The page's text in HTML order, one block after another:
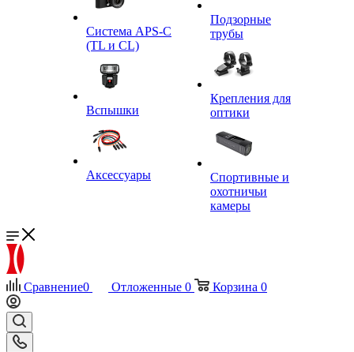
Система APS-C
(TL и CL)
Вспышки
Аксессуары
Подзорные
трубы
Крепления для
оптики
Спортивные и
охотничьи
камеры
Сравнение0 Отложенные 0 Корзина 0